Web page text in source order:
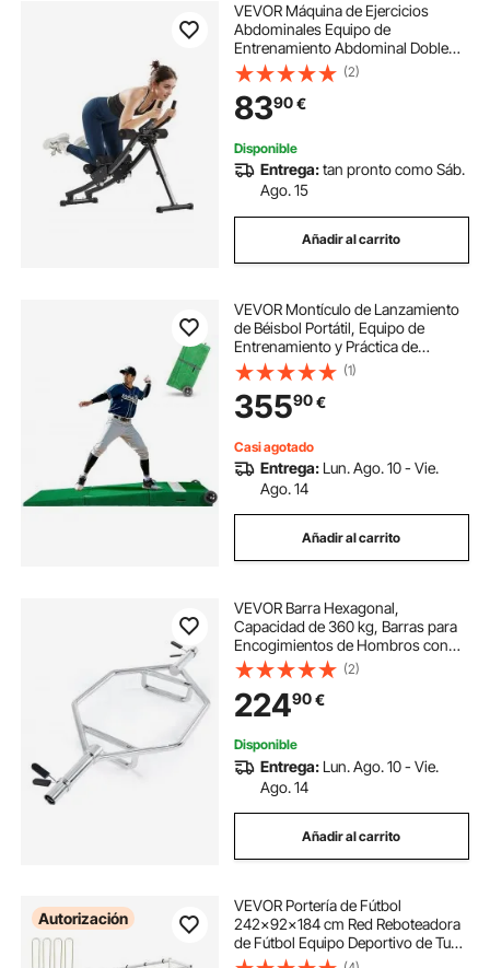
VEVOR Máquina de Ejercicios
Abdominales Equipo de
Entrenamiento Abdominal Doble
Pista para Gimnasio en Casa
Capacidad de Peso de 200 kg
Máquina de Ejercicios Abdominales
Plegable y Ajustable
(2)
8390€
Disponible
Entrega:tan pronto como Sáb.
Ago. 15
Añadir al carrito
VEVOR Montículo de Lanzamiento
de Béisbol Portátil, Equipo de
Entrenamiento y Práctica de
Lanzamiento con Césped
Antidecoloración, Caucho
Lanzamiento, Asas Transporte, 229
x 84 x 19.5 cm, Verde
(1)
35590€
Casi agotado
Entrega: Lun. Ago. 10 - Vie.
Ago. 14
Añadir al carrito
VEVOR Barra Hexagonal,
Capacidad de 360 kg, Barras para
Encogimientos de Hombros con
Agarres Moleteados, Equipo de
Levantamiento de Pesas y
Entrenamiento de Fuerza, 1425 x
580 x 147 mm, Plata
(2)
22490€
Disponible
Entrega: Lun. Ago. 10 - Vie.
Ago. 14
Añadir al carrito
Autorización
VEVOR Portería de Fútbol
242x92x184 cm Red Reboteadora
de Fútbol Equipo Deportivo de Tubo
de Hierro con Bolsa Portátil para